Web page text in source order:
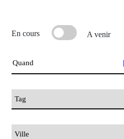
En cours A venir